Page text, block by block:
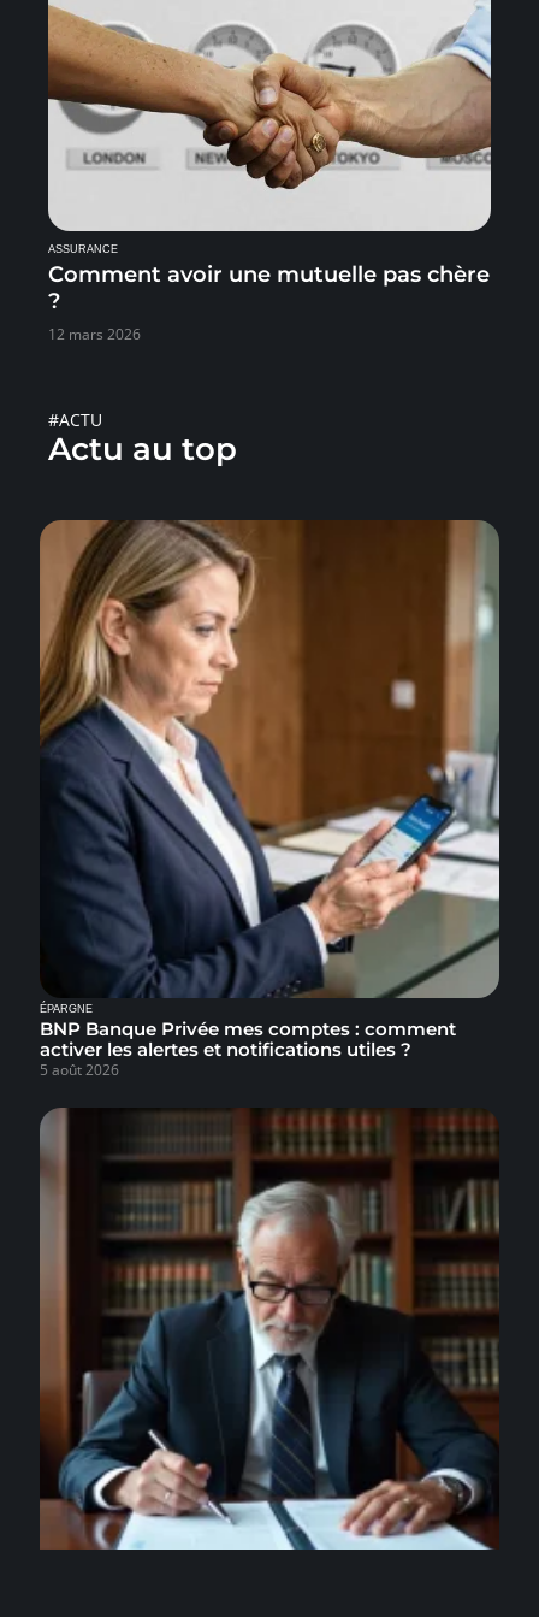
ASSURANCE
Comment avoir une mutuelle pas chère
?
12 mars 2026
#ACTU
Actu au top
ÉPARGNE
BNP Banque Privée mes comptes : comment
activer les alertes et notifications utiles ?
5 août 2026